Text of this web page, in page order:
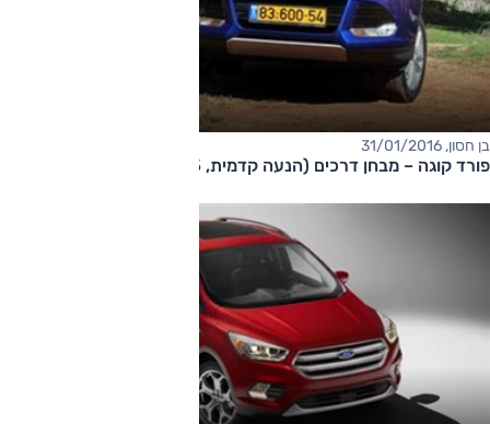
בן חסון, 31/01/2016
פורד קוגה – מבחן דרכים (הנעה קדמית, 1.5 ל' טורבו)